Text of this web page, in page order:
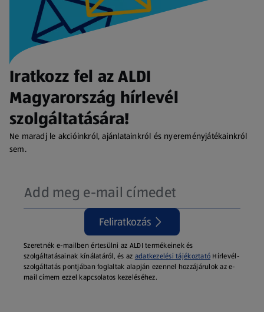
Iratkozz fel az ALDI
Magyarország hírlevél
szolgáltatására!
Ne maradj le akcióinkról, ajánlatainkról és nyereményjátékainkról
sem.
Feliratkozás
Szeretnék e-mailben értesülni az ALDI termékeinek és
szolgáltatásainak kínálatáról, és az adatkezelési tájékoztató Hírlevél-
szolgáltatás pontjában foglaltak alapján ezennel hozzájárulok az e-
mail címem ezzel kapcsolatos kezeléséhez.